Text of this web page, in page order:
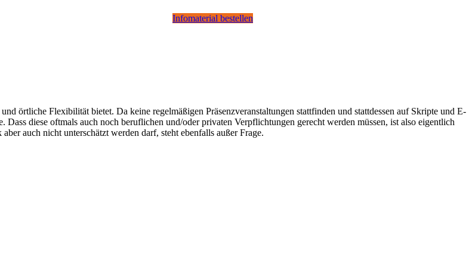
Infomaterial bestellen
örtliche Flexibilität bietet. Da keine regelmäßigen Präsenzveranstaltungen stattfinden und stattdessen auf Skripte und E-
diese oftmals auch noch beruflichen und/oder privaten Verpflichtungen gerecht werden müssen, ist also eigentlich
auch nicht unterschätzt werden darf, steht ebenfalls außer Frage.